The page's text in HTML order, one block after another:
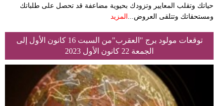
حياتك وتقلب المعايير وتزودك بحيوية مضاعفة قد تحصل على طلباتك
ومستحقاتك وتتلقى العروض... المزيد
توقعات مولود برج "العقرب"من السبت 16 كانون الأول إلى
الجمعة 22 كانون الأول 2023